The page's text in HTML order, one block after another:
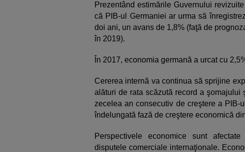
Prezentând estimările Guvernului
că PIB-ul Germaniei ar urma să
doi ani, un avans de 1,8% (faţă de
în 2019).
În 2017, economia germană a urcat cu
Cererea internă va continua să sprijine
alături de rata scăzută record a şomajului
zecelea an consecutiv de creştere a PIB-
îndelungată fază de creştere economică
Perspectivele economice sunt
disputele comerciale internaţionale.